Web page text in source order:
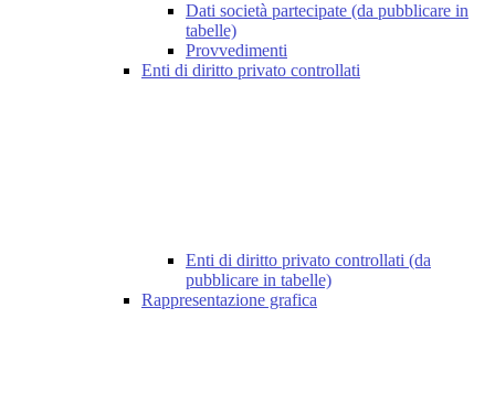
Dati società partecipate (da pubblicare in
tabelle)
Provvedimenti
Enti di diritto privato controllati
Enti di diritto privato controllati (da
pubblicare in tabelle)
Rappresentazione grafica